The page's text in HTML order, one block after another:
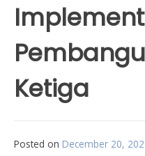
Ketiga
Posted on December 20,